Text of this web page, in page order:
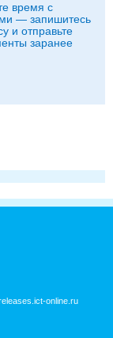
время с
— запишитесь
и отправьте
заранее
online.ru